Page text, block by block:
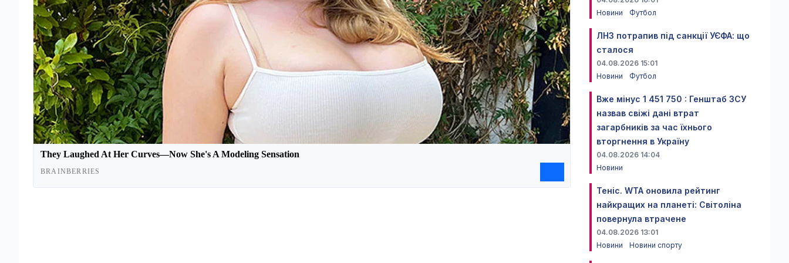
Новини
Футбол
ЛНЗ потрапив під санкції УЄФА: що
сталося
04.08.2026 15:01
Новини
Футбол
Вже мінус 1 451 750 : Генштаб ЗСУ
назвав свіжі дані втрат
загарбників за час їхнього
вторгнення в Україну
04.08.2026 14:04
Новини
Теніс. WTA оновила рейтинг
найкращих на планеті: Світоліна
повернула втрачене
04.08.2026 13:01
Новини
Новини спорту